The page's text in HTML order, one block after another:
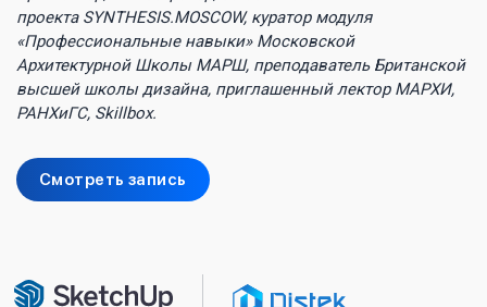
проекта SYNTHESIS.MOSCOW, куратор модуля
«Профессиональные навыки» Московской
Архитектурной Школы МАРШ, преподаватель Британской
высшей школы дизайна, приглашенный лектор МАРХИ,
РАНХиГС, Skillbox.
Смотреть запись